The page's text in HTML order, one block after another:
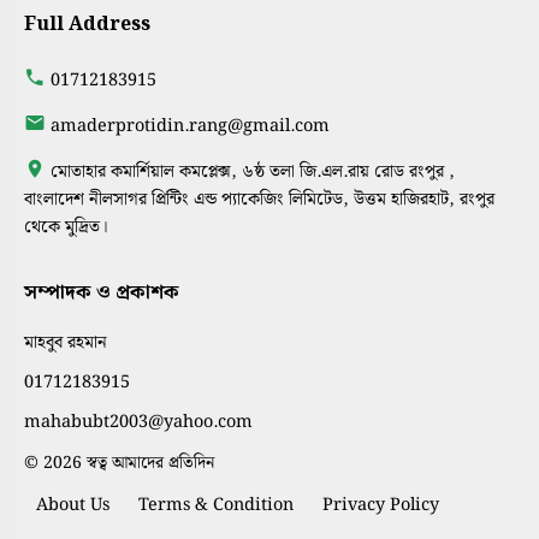
Full Address
01712183915
amaderprotidin.rang@gmail.com
মোতাহার কমার্শিয়াল কমপ্লেক্স, ৬ষ্ঠ তলা জি.এল.রায় রোড রংপুর ,
বাংলাদেশ নীলসাগর প্রিন্টিং এন্ড প্যাকেজিং লিমিটেড, উত্তম হাজিরহাট, রংপুর
থেকে মুদ্রিত।
সম্পাদক ও প্রকাশক
মাহবুব রহমান
01712183915
mahabubt2003@yahoo.com
© 2026 স্বত্ব আমাদের প্রতিদিন
About Us Terms & Condition Privacy Policy